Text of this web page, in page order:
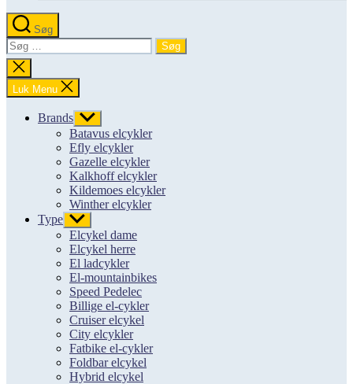
Søg
Søg
efter:
Luk
søgning
Luk Menu
Brands Vis
undermenu
Batavus elcykler
Efly elcykler
Gazelle elcykler
Kalkhoff elcykler
Kildemoes elcykler
Winther elcykler
Type Vis
undermenu
Elcykel dame
Elcykel herre
El ladcykler
El-mountainbikes
Speed Pedelec
Billige el-cykler
Cruiser elcykel
City elcykler
Fatbike el-cykler
Foldbar elcykel
Hybrid elcykel